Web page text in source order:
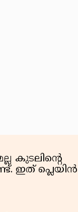
കുടലിൻ്റെ
ഇത് പ്ലെയിൻ